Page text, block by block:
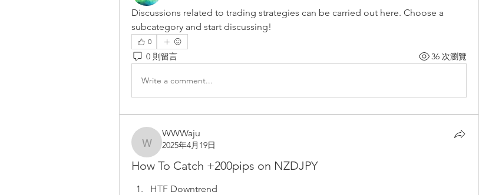
Discussions related to trading strategies can be carried out here. Choose a
subcategory and start discussing!
0
0 則留言 36 次瀏覽
Write a comment...
WWWaju
WWWaju
2025年4月19日
How To Catch +200pips on NZDJPY
HTF Downtrend